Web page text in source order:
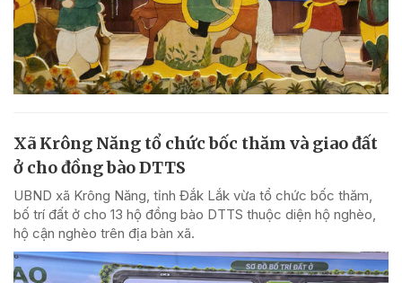
Xã Krông Năng tổ chức bốc thăm và giao đất
ở cho đồng bào DTTS
UBND xã Krông Năng, tỉnh Đắk Lắk vừa tổ chức bốc thăm,
bố trí đất ở cho 13 hộ đồng bào DTTS thuộc diện hộ nghèo,
hộ cận nghèo trên địa bàn xã.